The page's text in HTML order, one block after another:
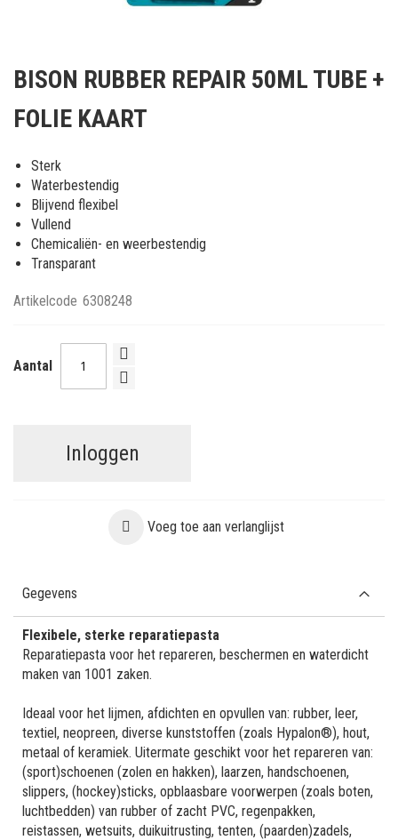
het
van
afbeeldingen-
gallerij
BISON RUBBER REPAIR 50ML TUBE +
FOLIE KAART
Sterk
Waterbestendig
Blijvend flexibel
Vullend
Chemicaliën- en weerbestendig
Transparant
Artikelcode 6308248
Aantal
Inloggen
Voeg toe aan verlanglijst
Gegevens
Flexibele, sterke reparatiepasta
Reparatiepasta voor het repareren, beschermen en waterdicht
maken van 1001 zaken.
Ideaal voor het lijmen, afdichten en opvullen van: rubber, leer,
textiel, neopreen, diverse kunststoffen (zoals Hypalon®), hout,
metaal of keramiek. Uitermate geschikt voor het repareren van:
(sport)schoenen (zolen en hakken), laarzen, handschoenen,
slippers, (hockey)sticks, opblaasbare voorwerpen (zoals boten,
luchtbedden) van rubber of zacht PVC, regenpakken,
reistassen, wetsuits, duikuitrusting, tenten, (paarden)zadels,